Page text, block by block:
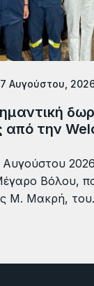
7 Αυγούστου,
από την
Βόλου,
Μ. Μακρή,